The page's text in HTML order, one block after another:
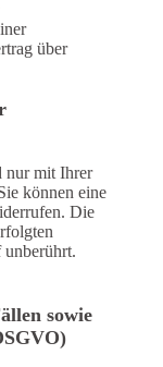
über
nur mit Ihrer
können eine
Die
sowie